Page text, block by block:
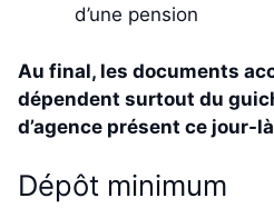
d’une pension
Au final, les documents
dépendent surtout du
d’agence présent ce jour-
Dépôt minimum